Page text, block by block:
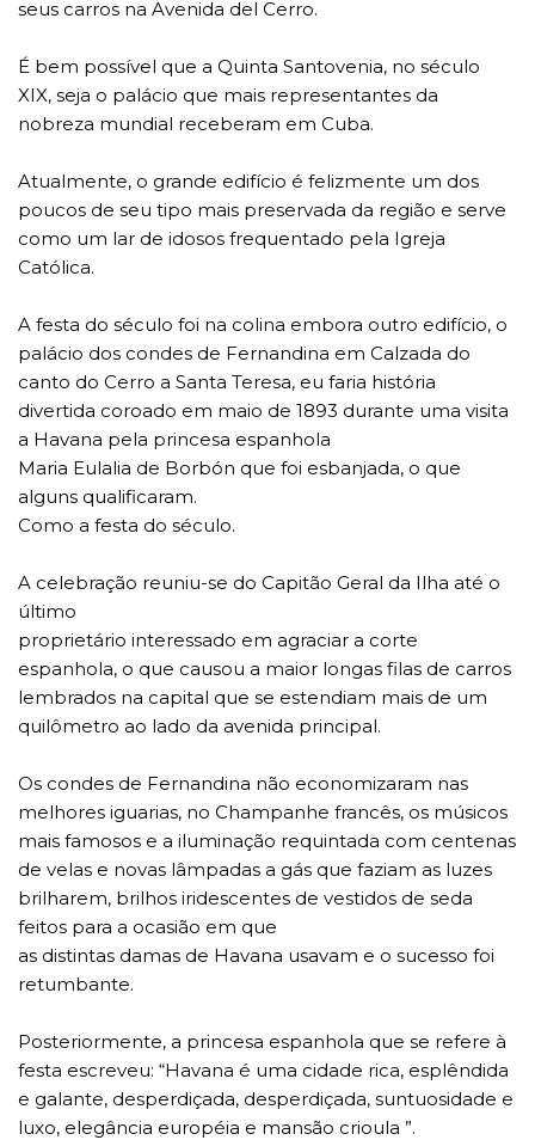
seus carros na Avenida del Cerro.
É bem possível que a Quinta Santovenia, no século
XIX, seja o palácio que mais representantes da
nobreza mundial receberam em Cuba.
Atualmente, o grande edifício é felizmente um dos
poucos de seu tipo mais preservada da região e serve
como um lar de idosos frequentado pela Igreja
Católica.
A festa do século foi na colina embora outro edifício, o
palácio dos condes de Fernandina em Calzada do
canto do Cerro a Santa Teresa, eu faria história
divertida coroado em maio de 1893 durante uma visita
a Havana pela princesa espanhola
Maria Eulalia de Borbón que foi esbanjada, o que
alguns qualificaram.
Como a festa do século.
A celebração reuniu-se do Capitão Geral da Ilha até o
último
proprietário interessado em agraciar a corte
espanhola, o que causou a maior longas filas de carros
lembrados na capital que se estendiam mais de um
quilômetro ao lado da avenida principal.
Os condes de Fernandina não economizaram nas
melhores iguarias, no Champanhe francês, os músicos
mais famosos e a iluminação requintada com centenas
de velas e novas lâmpadas a gás que faziam as luzes
brilharem, brilhos iridescentes de vestidos de seda
feitos para a ocasião em que
as distintas damas de Havana usavam e o sucesso foi
retumbante.
Posteriormente, a princesa espanhola que se refere à
festa escreveu: “Havana é uma cidade rica, esplêndida
e galante, desperdiçada, desperdiçada, suntuosidade e
luxo, elegância européia e mansão crioula ”.